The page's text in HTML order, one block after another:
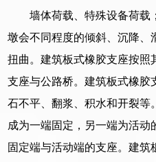
墙体荷载、特殊设备荷载
墩会不同程度的倾斜、沉降、
扭曲。建筑板式橡胶支座按照
支座与公路桥。建筑板式橡胶
石不平、翻浆、积水和开裂等
成为一端固定，另一端为活
固定端与活动端的支座。建